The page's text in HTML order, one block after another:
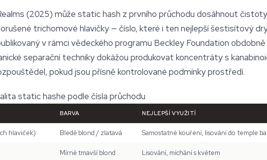
(2025) může static hash z prvního průchodu dosáhnout
trichomové hlavičky — číslo, které i ten nejlepší šestisítový
v rámci vědeckého programu Beckley Foundation obdobně
separační techniky dokážou produkovat koncentráty s
pokud jsou přísně kontrolované podmínky prostředí.
static hashe podle čísla průchodu
BARVA NEJLEPŠÍ VYUŽITÍ
hlaviček) Bledě blond / zlatavá Samostatné kouření, lisování do temple
Mírně tmavší blond Lisování, míchání s květem